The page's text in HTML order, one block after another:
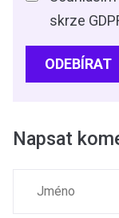
skrze
ODEBÍRAT
Napsat